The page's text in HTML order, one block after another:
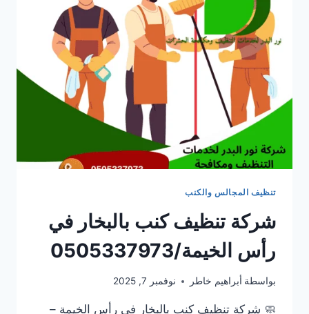
تنظيف المجالس والكنب
شركة تنظيف كنب بالبخار في
رأس الخيمة/0505337973
بواسطة أبراهيم خاطر نوفمبر 7, 2025
🧼 شركة تنظيف كنب بالبخار في رأس الخيمة –